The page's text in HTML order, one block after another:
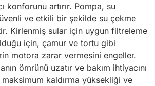
konforunu artırır. Pompa, su
ve etkili bir şekilde su çekme
Kirlenmiş sular için uygun filtreleme
için, çamur ve tortu gibi
motora zarar vermesini engeller.
ömrünü uzatır ve bakım ihtiyacını
maksimum kaldırma yüksekliği ve